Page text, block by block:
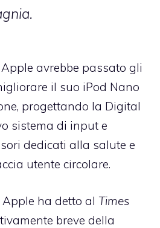
avrebbe passato gli
il suo iPod Nano
progettando la Digital
sistema di input e
dedicati alla salute e
utente circolare.
ha detto al Times
breve della